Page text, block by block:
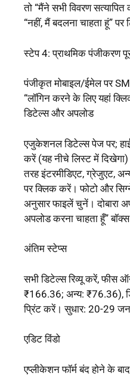
तो “मैंने सभी विवरण
“नहीं, मैं बदलना चाहता हूं”
स्टेप 4: प्राथमिक पंजीकरण
पंजीकृत मोबाइल/ईमेल पर
“लॉगिन करने के लिए यहां
डिटेल्स और अपलोड
एजुकेशनल डिटेल्स पेज पर;
करें (यह नीचे लिस्ट में
तरह इंटरमीडिएट, ग्रेजुएट,
पर क्लिक करें। फोटो और
अनुसार फाइलें चुनें। दोबारा
अपलोड करना चाहता हूँ”
अंतिम स्टेप्स
सभी डिटेल्स रिव्यू करें, फीस
₹166.36; अन्य: ₹76.36),
प्रिंट करें। सुधार: 20-29
एडिट विंडो
एप्लीकेशन फॉर्म बंद होने के